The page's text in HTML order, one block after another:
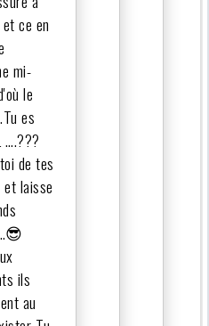
ce en
mi-
le
es
….???
de tes
laisse
ils
au